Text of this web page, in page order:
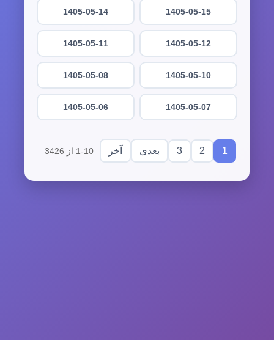
1405-05-15
1405-05-14
1405-05-12
1405-05-11
1405-05-10
1405-05-08
1405-05-07
1405-05-06
1
2
3 بعدی آخر 1-10 از 3426